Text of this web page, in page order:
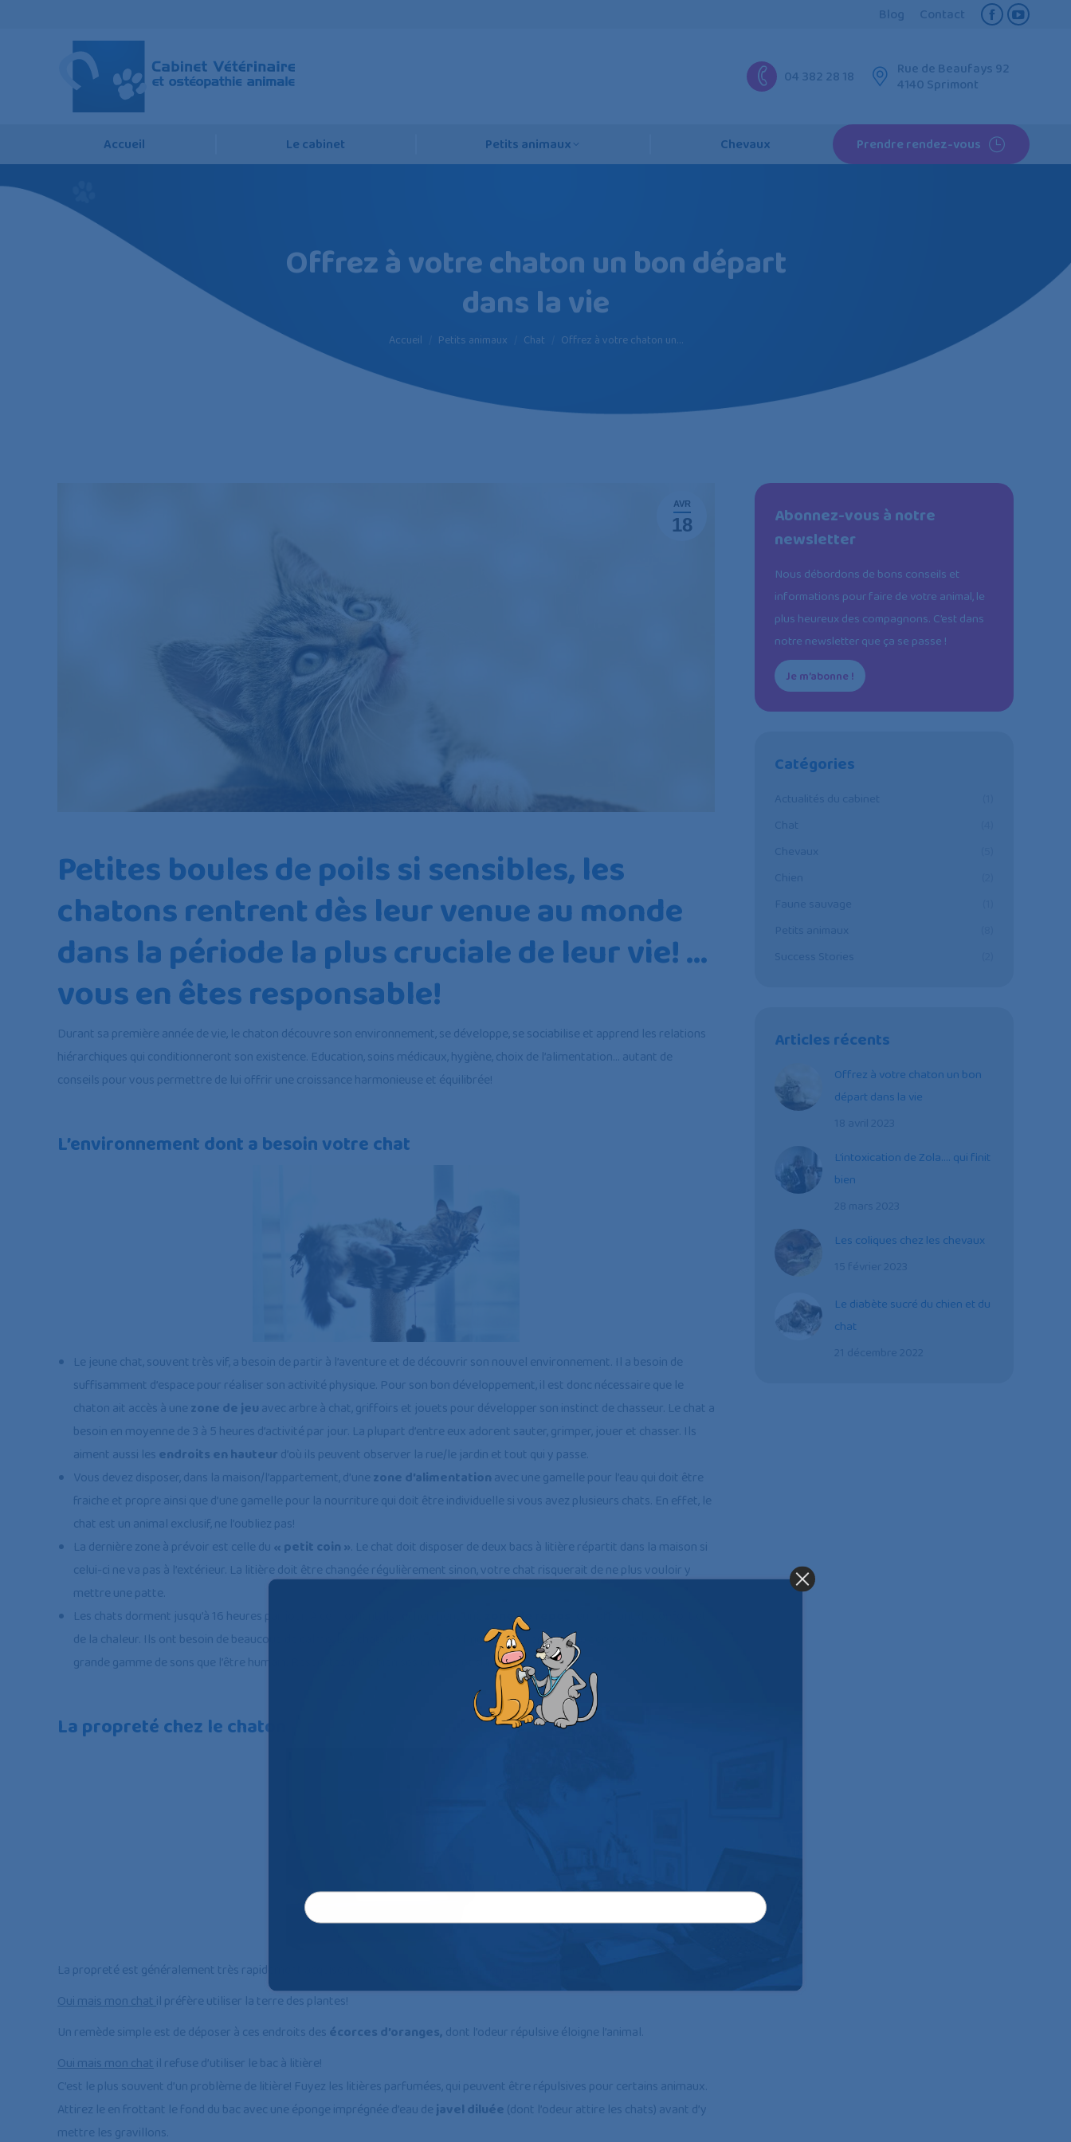
Blog Contact
Facebook
opens
window
YouTube
window
04 382 28 18
Rue de Beaufays 92
4140 Sprimont
Accueil Le cabinet Petits animaux Chevaux Prendre rendez-vous
Offrez à votre chaton un bon départ
dans la vie
Vous êtes ici :
Accueil Petits animaux Chat Offrez à votre chaton un…
AVR
18
Petites boules de poils si sensibles, les
chatons rentrent dès leur venue au monde
dans la période la plus cruciale de leur vie!…
vous en êtes responsable!
Durant sa première année de vie, le chaton découvre son environnement, se développe, se sociabilise et apprend les relations
hiérarchiques qui conditionneront son existence. Education, soins médicaux, hygiène, choix de l’alimentation… autant de
conseils pour vous permettre de lui offrir une croissance harmonieuse et équilibrée!
L’environnement dont a besoin votre chat
Le jeune chat, souvent très vif, a besoin de partir à l’aventure et de découvrir son nouvel environnement. Il a besoin de
suffisamment d’espace pour réaliser son activité physique. Pour son bon développement, il est donc nécessaire que le
chaton ait accès à une zone de jeu avec arbre à chat, griffoirs et jouets pour développer son instinct de chasseur. Le chat a
besoin en moyenne de 3 à 5 heures d’activité par jour. La plupart d’entre eux adorent sauter, grimper, jouer et chasser. Ils
aiment aussi les endroits en hauteur d’où ils peuvent observer la rue/le jardin et tout qui y passe.
Vous devez disposer, dans la maison/l’appartement, d’une zone d’alimentationavec une gamelle pour l’eau qui doit être
fraiche et propre ainsi que d’une gamelle pour la nourriture qui doit être individuelle si vous avez plusieurs chats. En effet, le
chat est un animal exclusif, ne l’oubliez pas!
La dernière zone à prévoir est celle du « petit coin ». Le chat doit disposer de deux bacs à litière répartit dans la maison si
celui-ci ne va pas à l’extérieur. La litière doit être changée régulièrement sinon, votre chat risquerait de ne plus vouloir y
mettre une patte.
Les chats dorment jusqu’à 16 heures par jour. A ce moment, ils recherchent une
zone de repos
de la chaleur. Ils ont besoin de beaucoup de calme. Les chats ont l’ouïe très fine et sont capables de percevoir une plus
grande gamme de sons que l’être humain. Respectez donc bien ses oreilles et son sommeil!
La propreté chez le chaton
La propreté est généralement très rapidement acquise, parfois même immédiatement par imitation de la maman.
Oui mais mon chat il préfère utiliser la terre des plantes!
Un remède simple est de déposer à ces endroits des écorces d’oranges, dont l’odeur répulsive éloigne l’animal.
Oui mais mon chat il refuse d’utiliser le bac à litière!
C’est le plus souvent d’un problème de litière! Fuyez les litières parfumées, qui peuvent être répulsives pour certains animaux.
Attirez le en frottant le fond du bac avec une éponge imprégnée d’eau de javel diluée (dont l’odeur attire les chats) avant d’y
mettre les gravillons.
Abonnez-vous à notre
newsletter
Nous débordons de bons conseils et
informations pour faire de votre animal, le
plus heureux des compagnons. C’est dans
notre newsletter que ça se passe !
Je m’abonne !
Catégories
Articles récents
Offrez à votre chaton un bon
départ dans la vie
L’intoxication de Zola…. qui finit
bien
Les coliques chez les chevaux
Le diabète sucré du chien et du
chat